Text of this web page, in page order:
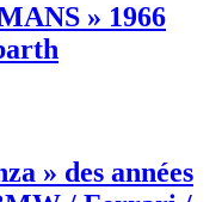
» 1966
» des années